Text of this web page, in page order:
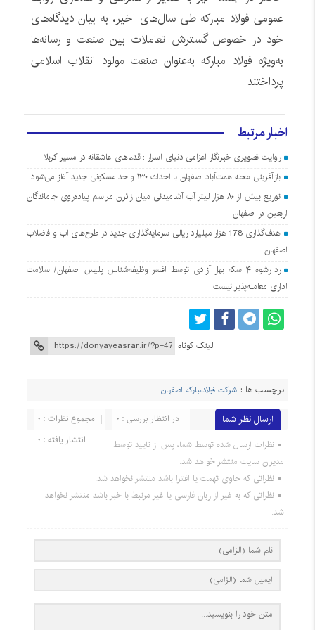
عمومی فولاد مبارکه طی سال‌های اخیر، به بیان دیدگاه‌های
خود در خصوص گسترش تعاملات بین صنعت و رسانه‌ها
به‌ویژه فولاد مبارکه به‌عنوان صنعت مولود انقلاب اسلامی
پرداختند
اخبار مرتبط
روایت تصویری خبرنگار اعزامی دنیای اسرار : قدم‌های عاشقانه در مسیر کربلا
بازآفرینی محله همت‌آباد اصفهان با احداث ۱۳۰ واحد مسکونی جدید آغاز می‌شود
توزیع بیش از ۸۰ هزار لیتر آب آشامیدنی میان زائران مراسم پیاده‌روی جاماندگان
اربعین در اصفهان
هدف‌گذاری 178 هزار میلیارد ریالی سرمایه‌گذاری جدید در طرح‌های آب و فاضلاب
اصفهان
رد رشوه ۴ سکه بهار آزادی توسط افسر وظیفه‌شناس پلیس اصفهان/ سلامت
اداری معامله‌پذیر نیست
لینک کوتاه
برچسب ها : شرکت فولادمبارکه اصفهان
ارسال نظر شما مجموع نظرات : 0
در انتظار بررسی : 0
انتشار یافته : 0
نظرات ارسال شده توسط شما، پس از تایید توسط
مدیران سایت منتشر خواهد شد.
نظراتی که حاوی تهمت یا افترا باشد منتشر نخواهد شد.
نظراتی که به غیر از زبان فارسی یا غیر مرتبط با خبر باشد منتشر نخواهد
شد.